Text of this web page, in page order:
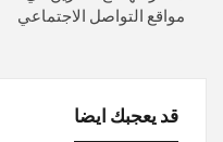
مواقع التواصل الاجتماعي
قد يعجبك ايضا